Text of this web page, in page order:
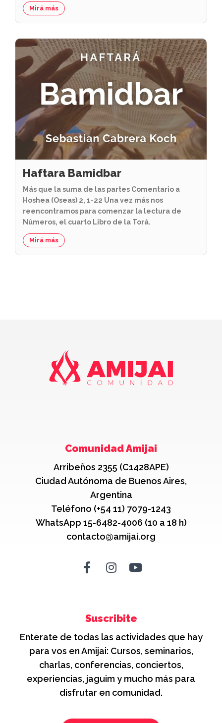
Mirá más
Haftara Bamidbar
Más que la suma de las partes Comentario a
Hoshea (Oseas) 2, 1-22 Una vez más nos
reencontramos para comenzar la lectura de
Números, el cuarto Libro de la Torá.
Mirá más
Comunidad Amijai
Arribeños 2355 (C1428APE)
Ciudad Autónoma de Buenos Aires,
Argentina
Teléfono (+54 11) 7079-1243
WhatsApp 15-6482-4006 (10 a 18 h)
contacto@amijai.org
Suscribite
Enterate de todas las actividades que hay
para vos en Amijai: Cursos, seminarios,
charlas, conferencias, conciertos,
experiencias, jaguim y mucho más para
disfrutar en comunidad.